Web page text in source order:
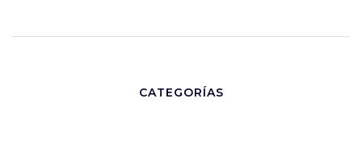
CATEGORÍAS